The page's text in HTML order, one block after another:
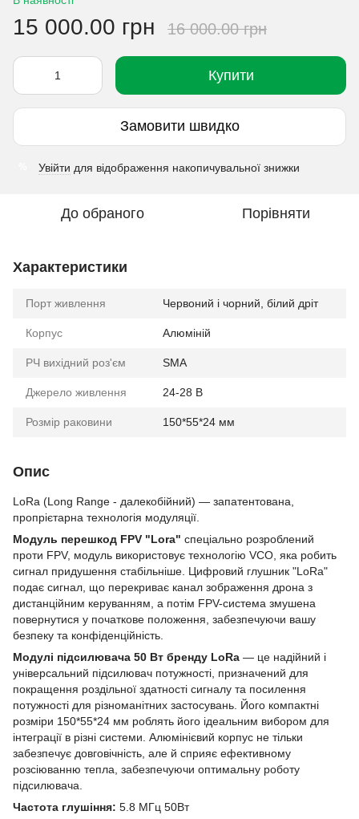
15 000.00 грн 16 000.00 грн
Купити
Замовити швидко
Увійти для відображення накопичувальної знижки
До обраного Порівняти
Характеристики
Порт живлення Червоний і чорний, білий дріт
Корпус Алюміній
РЧ вихідний роз'єм SMA
Джерело живлення 24-28 В
Розмір раковини 150*55*24 мм
Опис
LoRa (Long Range - далекобійний) — запатентована,
пропрієтарна технологія модуляції.
Модуль перешкод FPV "Lora" спеціально розроблений
проти FPV, модуль використовує технологію VCO, яка робить
сигнал придушення стабільніше. Цифровий глушник "LoRa"
подає сигнал, що перекриває канал зображення дрона з
дистанційним керуванням, а потім FPV-система змушена
повернутися у початкове положення, забезпечуючи вашу
безпеку та конфіденційність.
Модулі підсилювача 50 Вт бренду LoRa — це надійний і
універсальний підсилювач потужності, призначений для
покращення роздільної здатності сигналу та посилення
потужності для різноманітних застосувань. Його компактні
розміри 150*55*24 мм роблять його ідеальним вибором для
інтеграції в різні системи. Алюмінієвий корпус не тільки
забезпечує довговічність, але й сприяє ефективному
розсіюванню тепла, забезпечуючи оптимальну роботу
підсилювача.
Частота глушіння: 5.8 МГц 50Вт